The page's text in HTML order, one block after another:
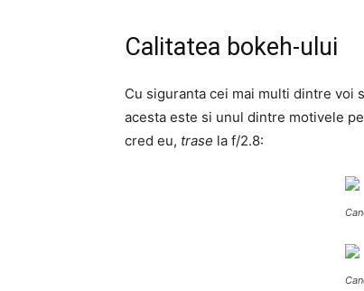
Calitatea bokeh-ului
Cu siguranta cei mai multi dintre voi
acesta este si unul dintre motivele
cred eu, trase la f/2.8: